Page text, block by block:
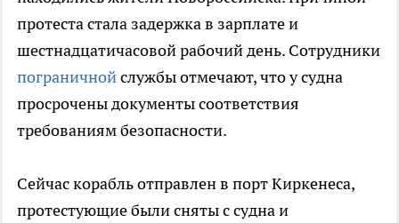
протеста стала задержка в зарплате и
шестнадцатичасовой рабочий день. Сотрудники
пограничнойслужбы отмечают, что у судна
просрочены документы соответствия
требованиям безопасности.
Сейчас корабль отправлен в порт Киркенеса,
протестующие были сняты с судна и